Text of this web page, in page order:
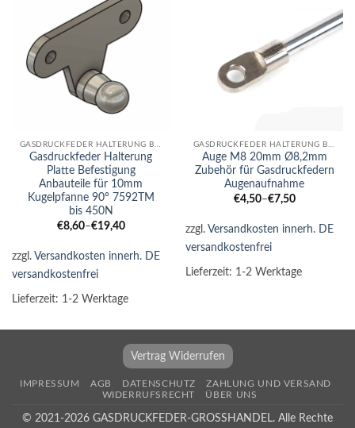
Gasdruckfeder Halterung
Platte Befestigung
Anbauteile für 10mm
Kugelpfanne 90° 7592TM
bis 450N
€8,60–€19,40
zzgl. Versandkosten innerh. DE
versandkostenfrei
Lieferzeit: 1-2 Werktage
Auge M8 20mm Ø8,2mm
Zubehör für Gasdruckfedern
Augenaufnahme
€4,50–€7,50
zzgl. Versandkosten innerh. DE
versandkostenfrei
Lieferzeit: 1-2 Werktage
Vertrag Widerrufen
IMPRESSUM AGB DATENSCHUTZ
ZAHLUNG UND VERSAND
WIDERRUFSRECHT
ÜBER UNS
© 2021-2026 GASDRUCKFEDER-GROSSHANDEL. Alle Rechte